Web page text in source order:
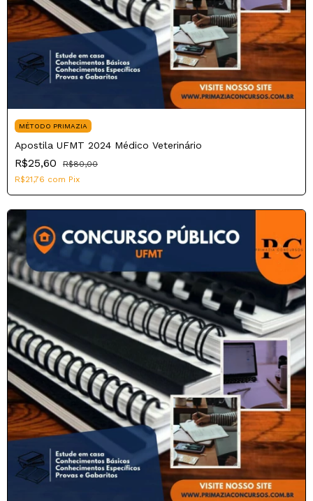
MÉTODO PRIMAZIA
Apostila UFMT 2024 Médico Veterinário
R$25,60
R$80,00
R$21,76 com Pix